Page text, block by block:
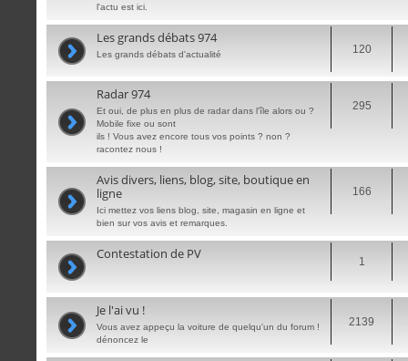
l'actu est ici.
Les grands débats 974
Les grands débats d'actualité 120
Radar 974
Et oui, de plus en plus de radar dans l'île alors ou ?
Mobile fixe ou sont
ils ! Vous avez encore tous vos points ? non ?
racontez nous !
295
Avis divers, liens, blog, site, boutique en
ligne
Ici mettez vos liens blog, site, magasin en ligne et
bien sur vos avis et remarques.
166
Contestation de PV 1
Je l'ai vu !
Vous avez appeçu la voiture de quelqu'un du forum !
dénoncez le
2139